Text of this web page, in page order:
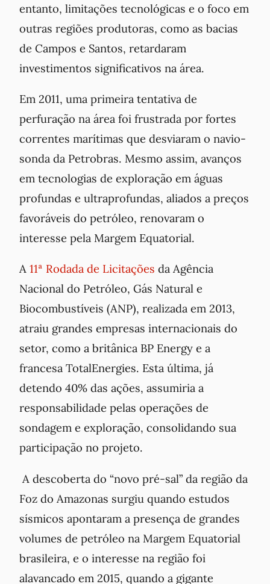
entanto, limitações tecnológicas e o foco em
outras regiões produtoras, como as bacias
de Campos e Santos, retardaram
investimentos significativos na área.
Em 2011, uma primeira tentativa de
perfuração na área foi frustrada por fortes
correntes marítimas que desviaram o navio-
sonda da Petrobras. Mesmo assim, avanços
em tecnologias de exploração em águas
profundas e ultraprofundas, aliados a preços
favoráveis do petróleo, renovaram o
interesse pela Margem Equatorial.
A 11ª Rodada de Licitações da Agência
Nacional do Petróleo, Gás Natural e
Biocombustíveis (ANP), realizada em 2013,
atraiu grandes empresas internacionais do
setor, como a britânica BP Energy e a
francesa TotalEnergies. Esta última, já
detendo 40% das ações, assumiria a
responsabilidade pelas operações de
sondagem e exploração, consolidando sua
participação no projeto.
A descoberta do “novo pré-sal” da região da
Foz do Amazonas surgiu quando estudos
sísmicos apontaram a presença de grandes
volumes de petróleo na Margem Equatorial
brasileira, e o interesse na região foi
alavancado em 2015, quando a gigante